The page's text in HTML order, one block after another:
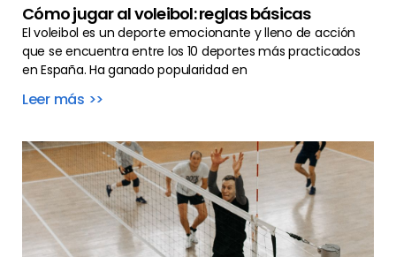
Cómo jugar al voleibol: reglas básicas
El voleibol es un deporte emocionante y lleno de acción
que se encuentra entre los 10 deportes más practicados
en España. Ha ganado popularidad en
Leer más >>